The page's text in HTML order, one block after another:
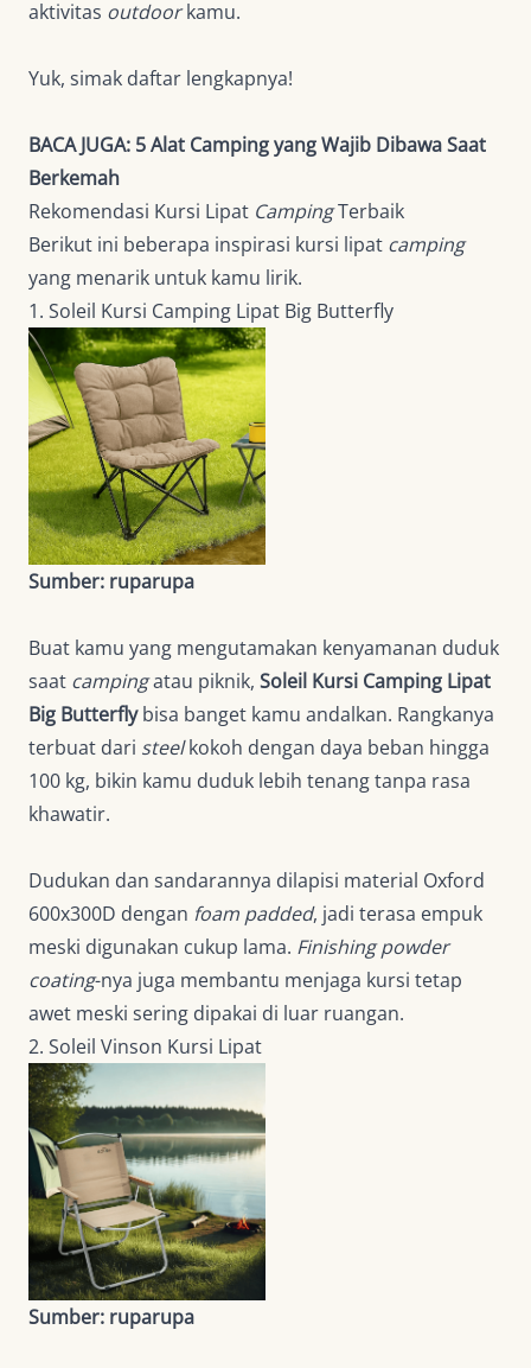
aktivitas outdoorkamu.
Yuk, simak daftar lengkapnya!
BACA JUGA: 5 Alat Camping yang Wajib Dibawa Saat
Berkemah
Rekomendasi Kursi Lipat CampingTerbaik
Berikut ini beberapa inspirasi kursi lipat camping
yang menarik untuk kamu lirik.
1. Soleil Kursi Camping Lipat Big Butterfly
Sumber: ruparupa
Buat kamu yang mengutamakan kenyamanan duduk
saat campingatau piknik, Soleil Kursi Camping Lipat
Big Butterflybisa banget kamu andalkan. Rangkanya
terbuat dari steelkokoh dengan daya beban hingga
100 kg, bikin kamu duduk lebih tenang tanpa rasa
khawatir.
Dudukan dan sandarannya dilapisi material Oxford
600x300D dengan foam padded, jadi terasa empuk
meski digunakan cukup lama. Finishing powder
coating-nya juga membantu menjaga kursi tetap
awet meski sering dipakai di luar ruangan.
2. Soleil Vinson Kursi Lipat
Sumber: ruparupa